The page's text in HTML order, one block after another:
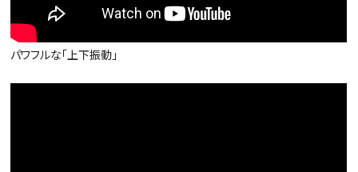
パワフルな「上下振動」